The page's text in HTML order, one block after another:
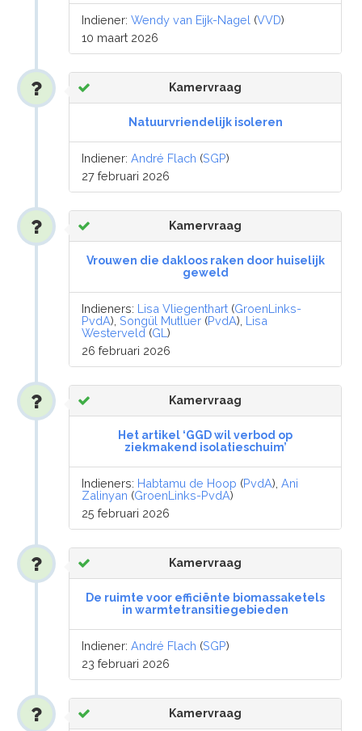
Indiener:Wendy van Eijk-Nagel (VVD)
10 maart 2026
Kamervraag
Natuurvriendelijk isoleren
Indiener:André Flach (SGP)
27 februari 2026
Kamervraag
Vrouwen die dakloos raken door huiselijk
geweld
Indieners: Lisa Vliegenthart (GroenLinks-
PvdA),Songül Mutluer (PvdA), Lisa
Westerveld (GL)
26 februari 2026
Kamervraag
Het artikel ‘GGD wil verbod op
ziekmakend isolatieschuim’
Indieners: Habtamu de Hoop (PvdA),Ani
Zalinyan (GroenLinks-PvdA)
25 februari 2026
Kamervraag
De ruimte voor efficiënte biomassaketels
in warmtetransitiegebieden
Indiener:André Flach (SGP)
23 februari 2026
Kamervraag